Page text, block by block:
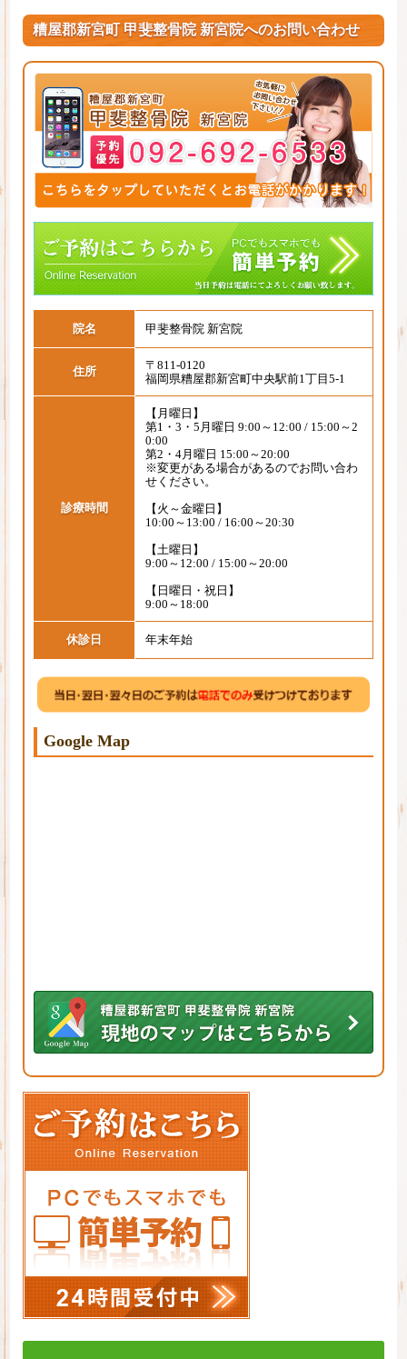
糟屋郡新宮町 甲斐整骨院 新宮院へのお問い合わせ
院名 甲斐整骨院 新宮院
住所
〒811-0120
福岡県糟屋郡新宮町中央駅前1丁目5-1
診療時間
【月曜日】
第1・3・5月曜日 9:00～12:00 / 15:00～2
0:00
第2・4月曜日 15:00～20:00
※変更がある場合があるのでお問い合わ
せください。
【火～金曜日】
10:00～13:00 / 16:00～20:30
【土曜日】
9:00～12:00 / 15:00～20:00
【日曜日・祝日】
9:00～18:00
休診日 年末年始
Google Map